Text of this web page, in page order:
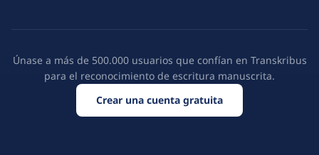
Únase a más de 500.000 usuarios que confían en Transkribus
para el reconocimiento de escritura manuscrita.
Crear una cuenta gratuita